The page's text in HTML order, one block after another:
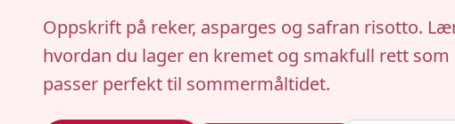
Oppskrift på reker, asparges og safran risotto.
hvordan du lager en kremet og smakfull rett som
passer perfekt til sommermåltidet.